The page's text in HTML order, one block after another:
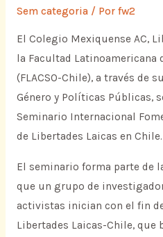
Sem categoria/ Por fw2
El Colegio Mexiquense AC,
la Facultad Latinoamericana
(FLACSO-Chile), a través de
Género y Políticas Públicas,
Seminario Internacional
de Libertades Laicas en Chile.
El seminario forma parte de
que un grupo de
activistas inician con el fin
Libertades Laicas-Chile, que